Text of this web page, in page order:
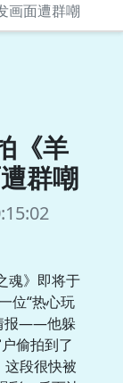
画面遭群嘲
《羊
群嘲
魂》即将于
位“热心玩
报——他躲
偷拍到了
段很快被